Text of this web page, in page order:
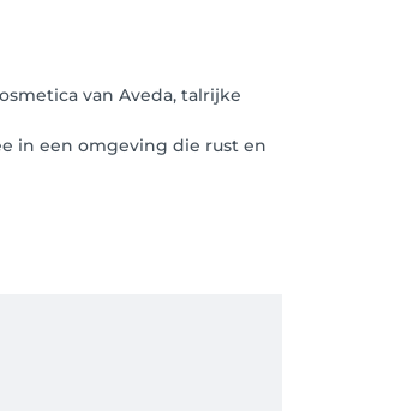
van Aveda, talrijke
in een omgeving die rust en